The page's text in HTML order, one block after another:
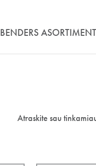
BENDERS
Atraskite sau